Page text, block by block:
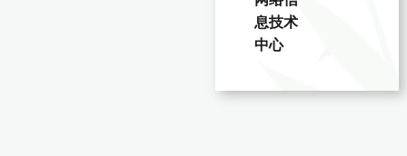
息技术
中心